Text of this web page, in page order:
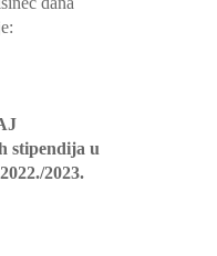
stipendija u
2023.